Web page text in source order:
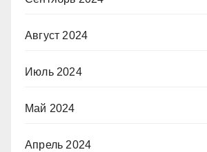
Август 2024
Июль 2024
Май 2024
Апрель 2024